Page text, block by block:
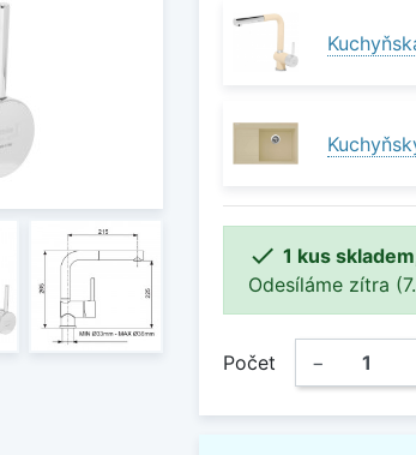
 1 kus
Odesíláme zítra
Počet −